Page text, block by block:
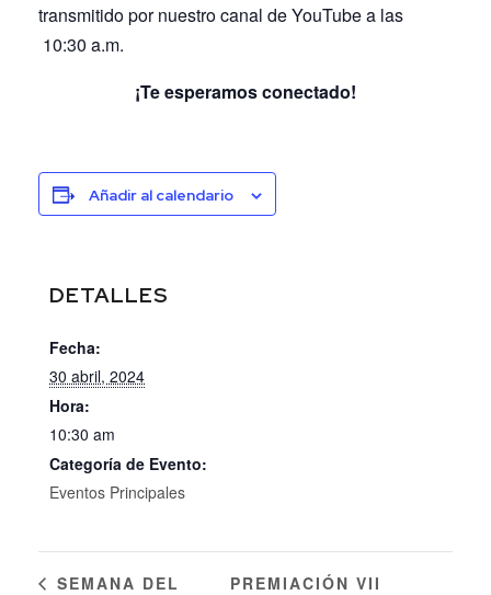
transmitido por nuestro canal de YouTube a las
10:30 a.m.
¡Te esperamos conectado!
Añadir al calendario
DETALLES
Fecha:
30 abril, 2024
Hora:
10:30 am
Categoría de Evento:
Eventos Principales
SEMANA DEL
PREMIACIÓN VII